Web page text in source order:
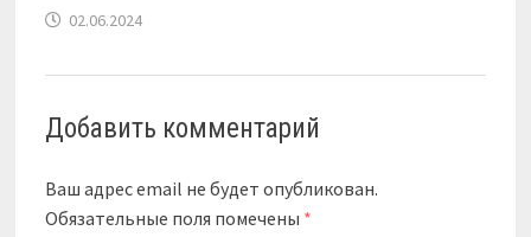
02.06.2024
Добавить комментарий
Ваш адрес email не будет опубликован.
Обязательные поля помечены *